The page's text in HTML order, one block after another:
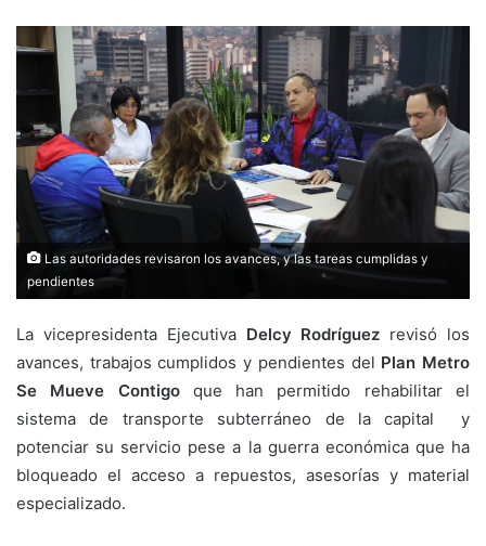
Las autoridades revisaron los avances, y las tareas cumplidas y
pendientes
La vicepresidenta Ejecutiva Delcy Rodríguez revisó los
avances, trabajos cumplidos y pendientes del Plan Metro
Se Mueve Contigo que han permitido rehabilitar el
sistema de transporte subterráneo de la capital y
potenciar su servicio pese a la guerra económica que ha
bloqueado el acceso a repuestos, asesorías y material
especializado.